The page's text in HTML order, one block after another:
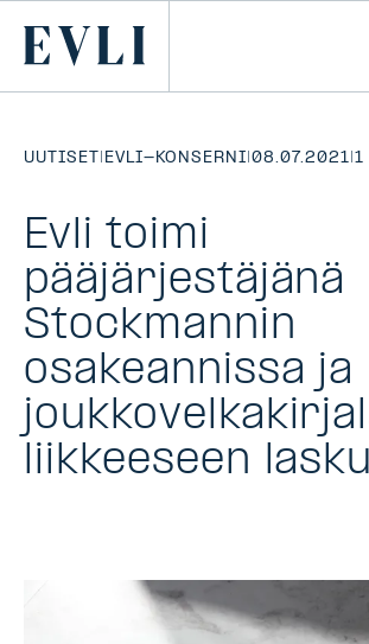
Primary
UUTISET | EVLI-KONSERNI|08.07.2021|1
Evli toimi
pääjärjestäjänä
Stockmannin
osakeannissa ja
liikkeeseen